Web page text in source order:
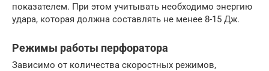
показателем. При этом учитывать необходимо энергию
удара, которая должна составлять не менее 8-15 Дж.
Режимы работы перфоратора
Зависимо от количества скоростных режимов,